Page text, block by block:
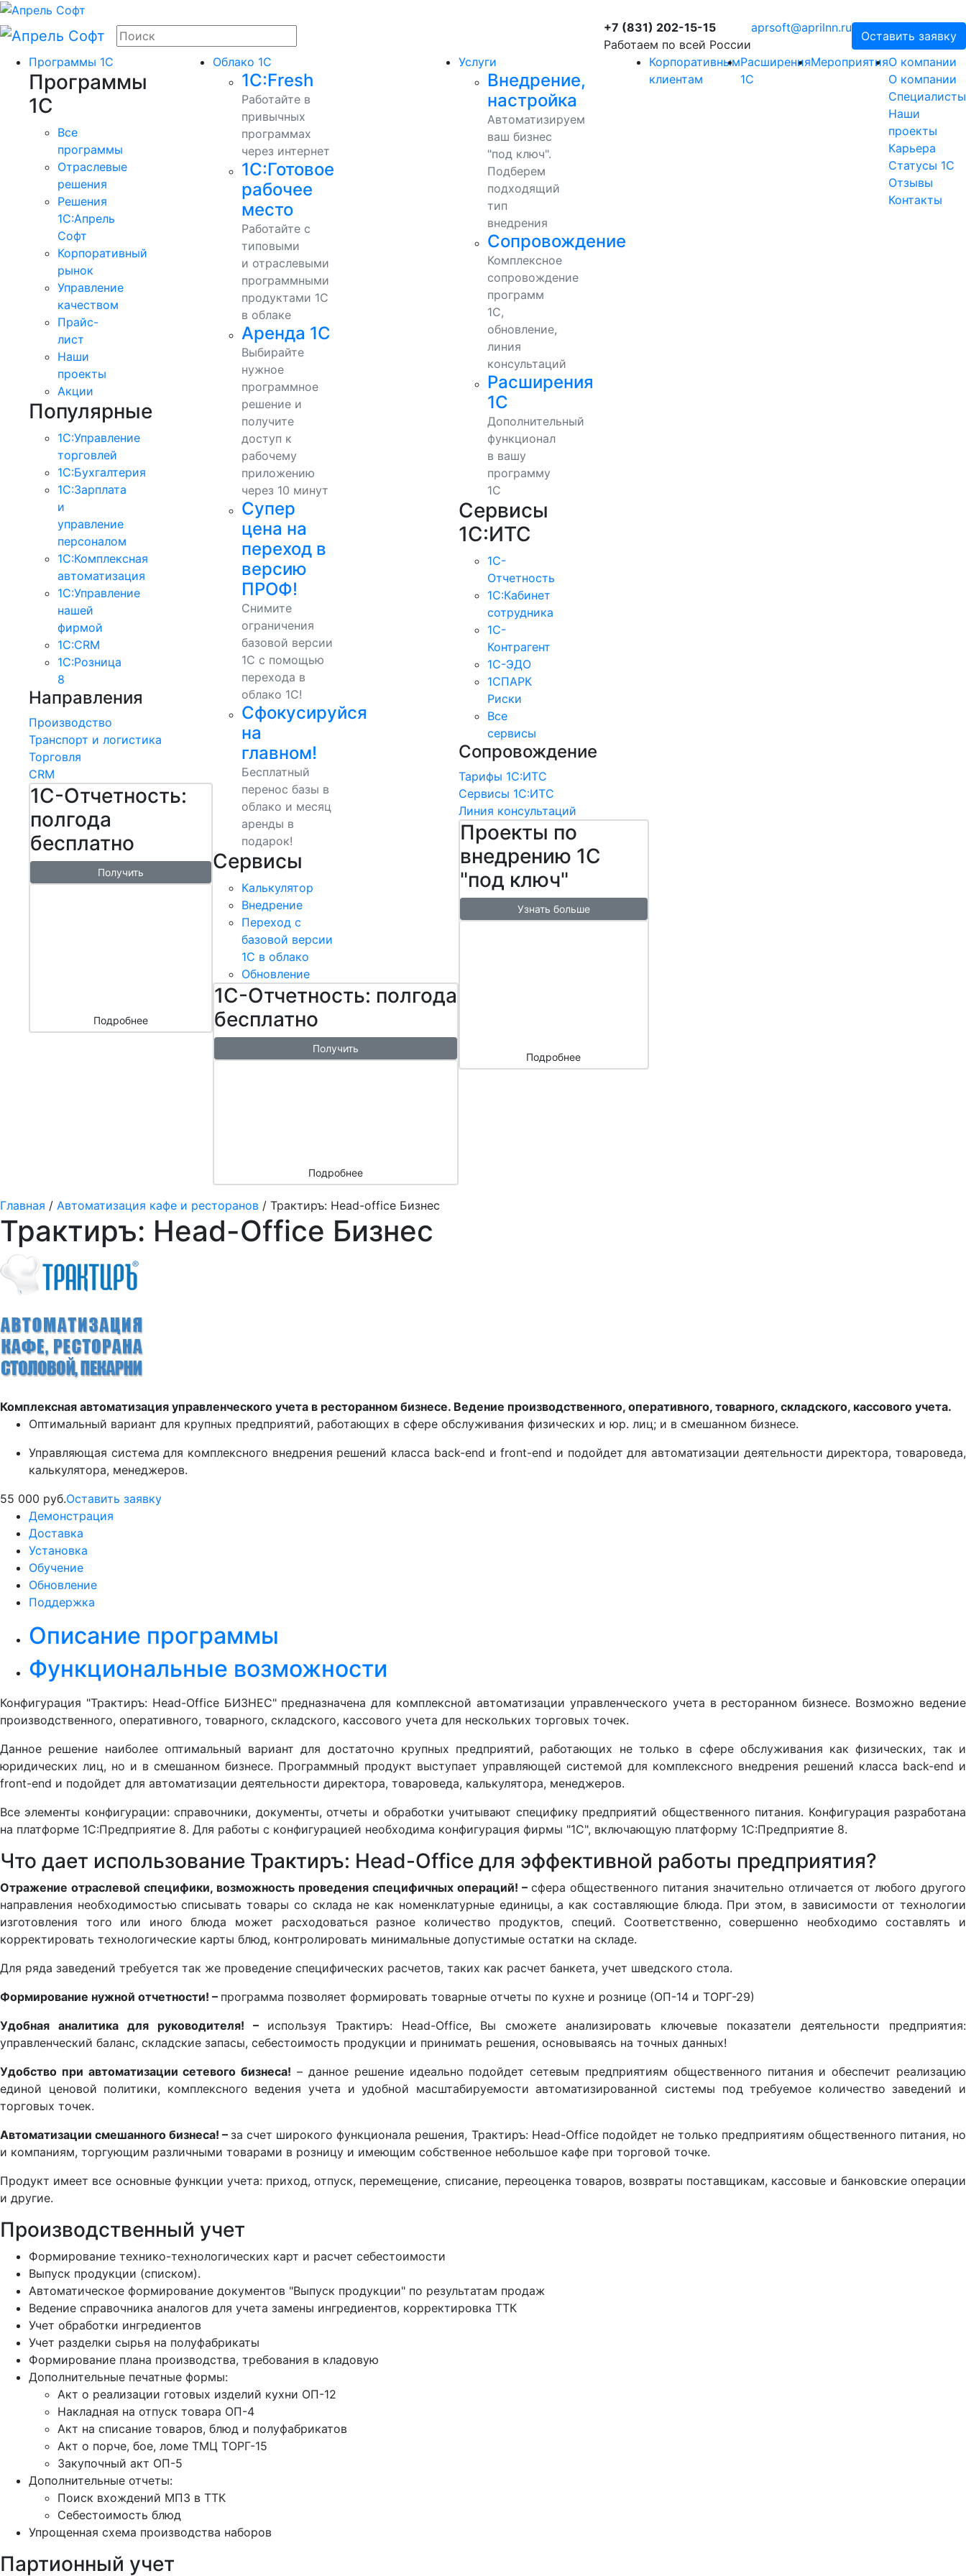
+7 (831) 202-15-15
Работаем по всей России
aprsoft@aprilnn.ru
Оставить заявку
Программы 1С
Программы
1С
Все
программы
Отраслевые
решения
Решения
1C:Апрель
Софт
Корпоративный
рынок
Управление
качеством
Прайс-
лист
Наши
проекты
Акции
Популярные
1С:Управление
торговлей
1С:Бухгалтерия
1С:Зарплата
и
управление
персоналом
1С:Комплексная
автоматизация
1С:Управление
нашей
фирмой
1С:CRM
1С:Розница
8
Направления
Производство
Транспорт и логистика
Торговля
CRM
1С-Отчетность:
полгода
бесплатно
Получить
Подробнее
Облако 1С
1С:Fresh
Работайте в
привычных
программах
через интернет
1С:Готовое
рабочее
место
Работайте с
типовыми
и отраслевыми
программными
продуктами 1С
в облаке
Аренда 1С
Выбирайте
нужное
программное
решение и
получите
доступ к
рабочему
приложению
через 10 минут
Супер
цена на
переход в
версию
ПРОФ!
Снимите
ограничения
базовой версии
1С с помощью
перехода в
облако 1С!
Сфокусируйся
на
главном!
Бесплатный
перенос базы в
облако и месяц
аренды в
подарок!
Сервисы
Калькулятор
Внедрение
Переход с
базовой версии
1С в облако
Обновление
1С-Отчетность: полгода
бесплатно
Получить
Подробнее
Услуги
Внедрение,
настройка
Автоматизируем
ваш бизнес
"под ключ".
Подберем
подходящий
тип
внедрения
Сопровождение
Комплексное
сопровождение
программ
1С,
обновление,
линия
консультаций
Расширения
1С
Дополнительный
функционал
в вашу
программу
1С
Сервисы
1С:ИТС
1С-
Отчетность
1С:Кабинет
сотрудника
1С-
Контрагент
1С-ЭДО
1СПАРК
Риски
Все
сервисы
Сопровождение
Тарифы 1С:ИТС
Сервисы 1С:ИТС
Линия консультаций
Проекты по
внедрению 1С
"под ключ"
Узнать больше
Подробнее
Корпоративным
клиентам
Расширения
1С
МероприятияО компании
О компании
Специалисты
Наши
проекты
Карьера
Статусы 1С
Отзывы
Контакты
Главная / Автоматизация кафе и ресторанов / Трактиръ: Head-office Бизнес
Трактиръ: Head-Office Бизнес
Комплексная автоматизация управленческого учета в ресторанном бизнесе. Ведение производственного, оперативного, товарного, складского, кассового учета.
Оптимальный вариант для крупных предприятий, работающих в сфере обслуживания физических и юр. лиц; и в смешанном бизнесе.
Управляющая система для комплексного внедрения решений класса back-end и front-end и подойдет для автоматизации деятельности директора, товароведа,
калькулятора, менеджеров.
55 000 руб.Оставить заявку
Демонстрация
Доставка
Установка
Обучение
Обновление
Поддержка
Описание программы
Функциональные возможности
Конфигурация "Трактиръ: Head-Office БИЗНЕС" предназначена для комплексной автоматизации управленческого учета в ресторанном бизнесе. Возможно ведение
производственного, оперативного, товарного, складского, кассового учета для нескольких торговых точек.
Данное решение наиболее оптимальный вариант для достаточно крупных предприятий, работающих не только в сфере обслуживания как физических, так и
юридических лиц, но и в смешанном бизнесе. Программный продукт выступает управляющей системой для комплексного внедрения решений класса back-end и
front-end и подойдет для автоматизации деятельности директора, товароведа, калькулятора, менеджеров.
Все элементы конфигурации: справочники, документы, отчеты и обработки учитывают специфику предприятий общественного питания. Конфигурация разработана
на платформе 1С:Предприятие 8. Для работы с конфигурацией необходима конфигурация фирмы "1С", включающую платформу 1С:Предприятие 8.
Что дает использование Трактиръ: Head-Office для эффективной работы предприятия?
Отражение отраслевой специфики, возможность проведения специфичных операций! –сфера общественного питания значительно отличается от любого другого
направления необходимостью списывать товары со склада не как номенклатурные единицы, а как составляющие блюда. При этом, в зависимости от технологии
изготовления того или иного блюда может расходоваться разное количество продуктов, специй. Соответственно, совершенно необходимо составлять и
корректировать технологические карты блюд, контролировать минимальные допустимые остатки на складе.
Для ряда заведений требуется так же проведение специфических расчетов, таких как расчет банкета, учет шведского стола.
Формирование нужной отчетности! – программа позволяет формировать товарные отчеты по кухне и рознице (ОП-14 и ТОРГ-29)
Удобная аналитика для руководителя! – используя Трактиръ: Head-Office, Вы сможете анализировать ключевые показатели деятельности предприятия:
управленческий баланс, складские запасы, себестоимость продукции и принимать решения, основываясь на точных данных!
Удобство при автоматизации сетевого бизнеса! – данное решение идеально подойдет сетевым предприятиям общественного питания и обеспечит реализацию
единой ценовой политики, комплексного ведения учета и удобной масштабируемости автоматизированной системы под требуемое количество заведений и
торговых точек.
Автоматизации смешанного бизнеса! –за счет широкого функционала решения, Трактиръ: Head-Office подойдет не только предприятиям общественного питания, но
и компаниям, торгующим различными товарами в розницу и имеющим собственное небольшое кафе при торговой точке.
Продукт имеет все основные функции учета: приход, отпуск, перемещение, списание, переоценка товаров, возвраты поставщикам, кассовые и банковские операции
и другие.
Производственный учет
Формирование технико-технологических карт и расчет себестоимости
Выпуск продукции (списком).
Автоматическое формирование документов "Выпуск продукции" по результатам продаж
Ведение справочника аналогов для учета замены ингредиентов, корректировка ТТК
Учет обработки ингредиентов
Учет разделки сырья на полуфабрикаты
Формирование плана производства, требования в кладовую
Дополнительные печатные формы:
Акт о реализации готовых изделий кухни ОП-12
Накладная на отпуск товара ОП-4
Акт на списание товаров, блюд и полуфабрикатов
Акт о порче, бое, ломе ТМЦ ТОРГ-15
Закупочный акт ОП-5
Дополнительные отчеты:
Поиск вхождений МПЗ в ТТК
Себестоимость блюд
Упрощенная схема производства наборов
Партионный учет